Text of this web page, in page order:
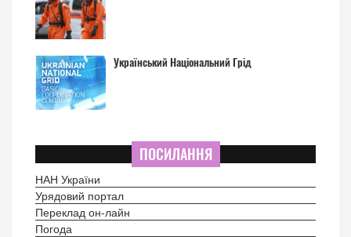
Український Національний Грід
ПОСИЛАННЯ
НАН України
Урядовий портал
Переклад он-лайн
Погода